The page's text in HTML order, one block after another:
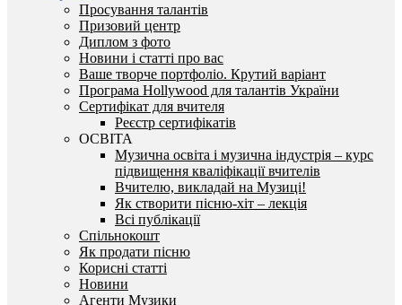
Просування талантів
Призовий центр
Диплом з фото
Новини і статті про вас
Ваше творче портфоліо. Крутий варіант
Програма Hollywood для талантів України
Сертифікат для вчителя
Реєстр сертифікатів
ОСВІТА
Музична освіта і музична індустрія – курс
підвищення кваліфікації вчителів
Вчителю, викладай на Музиці!
Як створити пісню-хіт – лекція
Всі публікації
Спільнокошт
Як продати пісню
Корисні статті
Новини
Агенти Музики